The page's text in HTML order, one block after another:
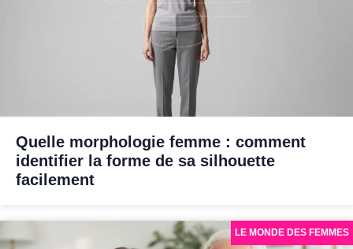
Quelle morphologie femme : comment
identifier la forme de sa silhouette
facilement
LE MONDE DES FEMMES